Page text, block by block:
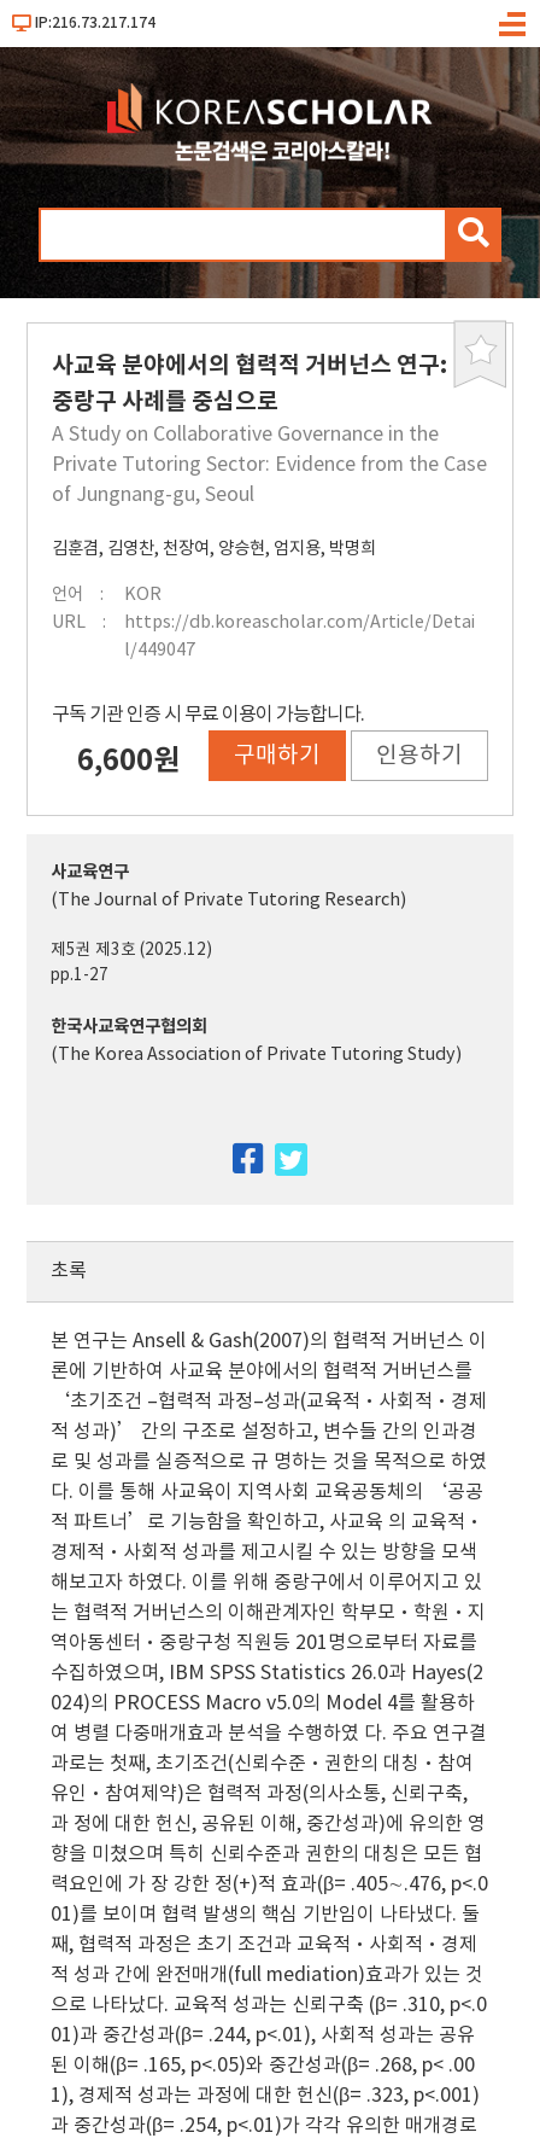
IP:216.73.217.174
메
검
북
사교육 분야에서의 협력적 거버넌스 연구:
중랑구 사례를 중심으로
A Study on Collaborative Governance in the
Private Tutoring Sector: Evidence from the Case
of Jungnang-gu, Seoul
김훈겸, 김영찬, 천장여, 양승현, 엄지용, 박명희
언어
KOR
URL
https://db.koreascholar.com/Article/Detai
l/449047
구독 기관 인증 시 무료 이용이 가능합니다.
6,600원 구매하기 인용하기
사교육연구
(The Journal of Private Tutoring Research)
제5권 제3호 (2025.12)
pp.1-27
한국사교육연구협의회
(The Korea Association of Private Tutoring Study)
facebook
초록
본 연구는 Ansell & Gash(2007)의 협력적 거버넌스 이
론에 기반하여 사교육 분야에서의 협력적 거버넌스를
‘초기조건 –협력적 과정–성과(교육적·사회적·경제
적 성과)’ 간의 구조로 설정하고, 변수들 간의 인과경
로 및 성과를 실증적으로 규 명하는 것을 목적으로 하였
다. 이를 통해 사교육이 지역사회 교육공동체의 ‘공공
적 파트너’로 기능함을 확인하고, 사교육 의 교육적·
경제적·사회적 성과를 제고시킬 수 있는 방향을 모색
해보고자 하였다. 이를 위해 중랑구에서 이루어지고 있
는 협력적 거버넌스의 이해관계자인 학부모·학원·지
역아동센터·중랑구청 직원등 201명으로부터 자료를
수집하였으며, IBM SPSS Statistics 26.0과 Hayes(2
024)의 PROCESS Macro v5.0의 Model 4를 활용하
여 병렬 다중매개효과 분석을 수행하였 다. 주요 연구결
과로는 첫째, 초기조건(신뢰수준·권한의 대칭·참여
유인·참여제약)은 협력적 과정(의사소통, 신뢰구축,
과 정에 대한 헌신, 공유된 이해, 중간성과)에 유의한 영
향을 미쳤으며 특히 신뢰수준과 권한의 대칭은 모든 협
력요인에 가 장 강한 정(+)적 효과(β= .405∼.476, p<.0
01)를 보이며 협력 발생의 핵심 기반임이 나타냈다. 둘
째, 협력적 과정은 초기 조건과 교육적·사회적·경제
적 성과 간에 완전매개(full mediation)효과가 있는 것
으로 나타났다. 교육적 성과는 신뢰구축 (β= .310, p<.0
01)과 중간성과(β= .244, p<.01), 사회적 성과는 공유
된 이해(β= .165, p<.05)와 중간성과(β= .268, p< .00
1), 경제적 성과는 과정에 대한 헌신(β= .323, p<.001)
과 중간성과(β= .254, p<.01)가 각각 유의한 매개경로